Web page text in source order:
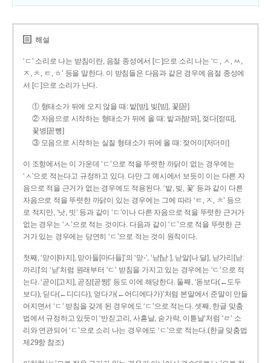
해설
‘ㄷ’ 소리로 나는 받침이란, 음절 종성에서 [ㄷ]으로 소리 나는 ‘ㄷ, ㅅ, ㅆ,
ㅈ, ㅊ, ㅌ, ㅎ’ 등을 말한다. 이 받침들은 다음과 같은 경우에 음절 종성에
서 [ㄷ]으로 소리가 난다.
① 형태소가 뒤에 오지 않을 때: 밭[받], 빚[빋], 꽃[꼳]
② 자음으로 시작하는 형태소가 뒤에 올 때: 밭과[받꽈], 젖다[젇따],
꽃병[꼳뼝]
③ 모음으로 시작하는 실질 형태소가 뒤에 올 때: 젖어미[저더미]
이 조항에서는 이 가운데 ‘ㄷ’으로 적을 뚜렷한 까닭이 없는 경우에는
‘ㅅ’으로 적는다고 규정하고 있다. 다만 그 예시에서 보듯이 이는 다른 자
음으로 적을 근거가 없는 경우에도 적용된다. ‘밭, 빚, 꽃’ 등과 같이 다른
자음으로 적을 뚜렷한 까닭이 있는 경우에는 그에 따라 ‘ㅌ, ㅈ, ㅊ’ 등으
로 적지만, ‘낫, 빗’ 등과 같이 ‘ㄷ’이나 다른 자음으로 적을 뚜렷한 근거가
없는 경우는 ‘ㅅ’으로 적는 것이다. 다음과 같이 ‘ㄷ’으로 적을 뚜렷한 근
거가 있는 경우에는 당연히 ‘ㄷ’으로 적는 것이 원칙이다.
첫째, ‘맏이[마지], 맏아들[마다들]’의 ‘맏-’, ‘낟[낟ː], 낟알[나ː달], 낟가리[낟ː
까리]’의 ‘낟’처럼 원래부터 ‘ㄷ’ 받침을 가지고 있는 경우에는 ‘ㄷ’으로 적
는다. ‘곧이[고지], 곧장[곧짱]’ 등도 이에 해당한다. 둘째, ‘돋보다(←도두
보다), 딛다(←디디다), 얻다가(←어디에다가)’처럼 본말에서 준말이 만들
어지면서 ‘ㄷ’ 받침을 갖게 된 경우에도 ‘ㄷ’으로 적는다. 셋째, 한글 맞춤
법에서 규정하고 있듯이 ‘반짇고리, 사흗날, 숟가락, 이튿날’처럼 ‘ㄹ’ 소
리와 연관되어 ‘ㄷ’으로 소리 나는 경우에도 ‘ㄷ’으로 적는다.(한글 맞춤법
제29항 참조)